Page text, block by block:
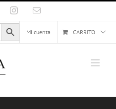
InstagramCorreo
Botón de búsqueda
Mi cuenta
CARRITO